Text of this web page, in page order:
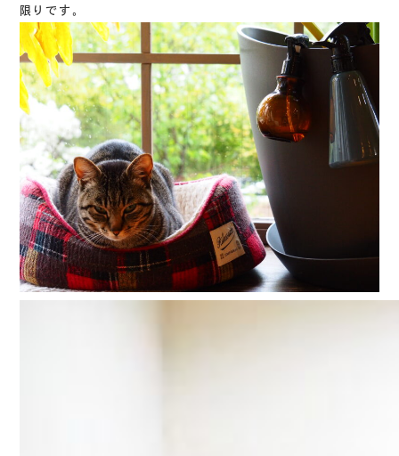
限りです。